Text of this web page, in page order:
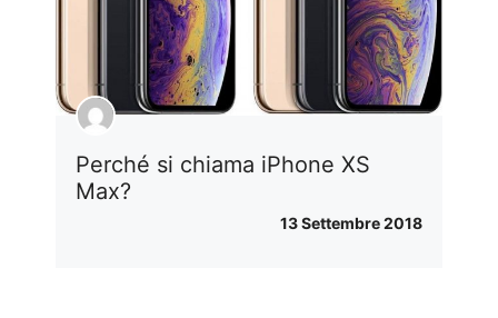
Perché si chiama iPhone XS
Max?
13 Settembre 2018